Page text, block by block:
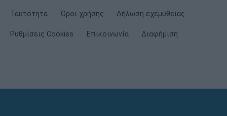
Ταυτότητα Όροι χρήσης Δήλωση εχεμύθειας
Ρυθμίσεις Cookies Επικοινωνία Διαφήμιση